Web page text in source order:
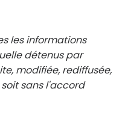
les informations
détenus par
modifiée, rediffusée,
sans l'accord